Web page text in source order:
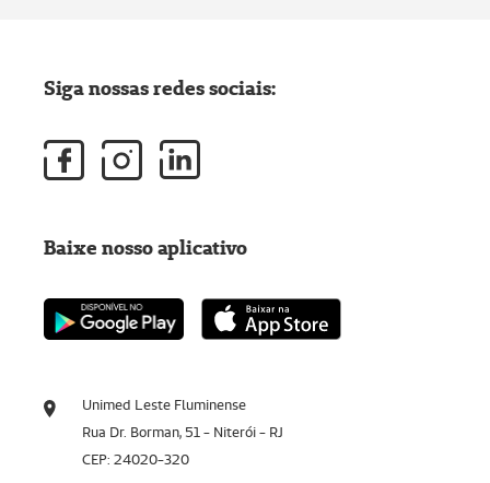
Unimed Leste Fluminense
Rua Dr. Borman, 51 - Niterói - RJ
CEP: 24020-320
Siga nossas redes sociais:
Baixe nosso aplicativo